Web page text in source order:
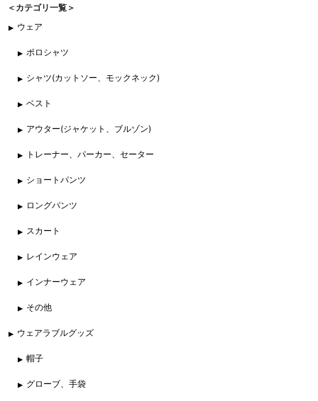
＜カテゴリ一覧＞
ウェア
ポロシャツ
シャツ(カットソー、モックネック)
ベスト
アウター(ジャケット、ブルゾン)
トレーナー、パーカー、セーター
ショートパンツ
ロングパンツ
スカート
レインウェア
インナーウェア
その他
ウェアラブルグッズ
帽子
グローブ、手袋